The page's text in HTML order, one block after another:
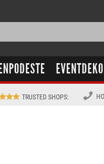
TRUSTED SHOPS: